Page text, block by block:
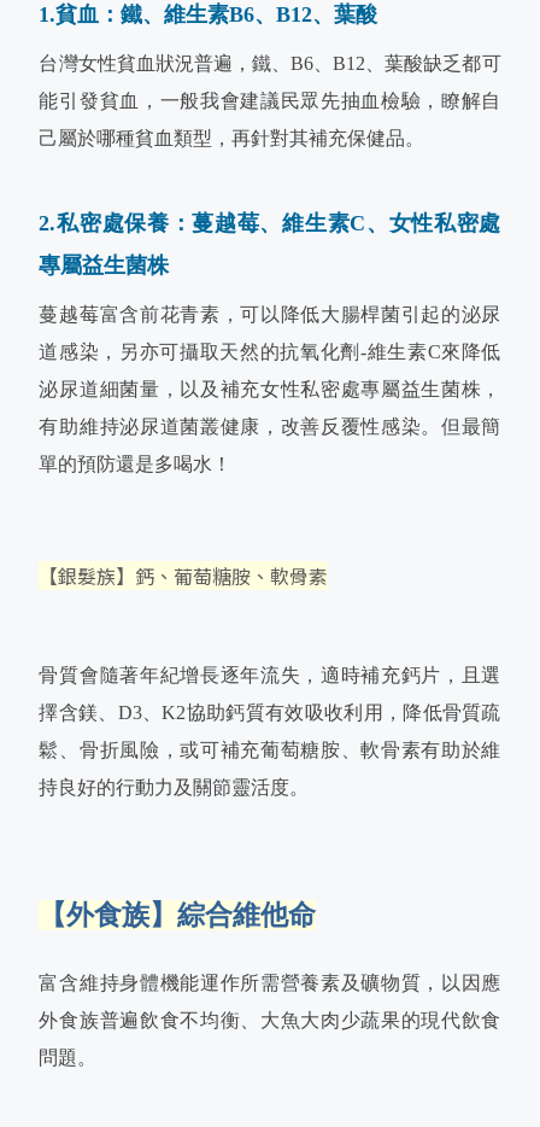
1.貧血：鐵、維生素B6、B12、葉酸
台灣女性貧血狀況普遍，鐵、B6、B12、葉酸缺乏都可
能引發貧血，一般我會建議民眾先抽血檢驗，瞭解自
己屬於哪種貧血類型，再針對其補充保健品。
2.私密處保養：蔓越莓、維生素C、女性私密處
專屬益生菌株
蔓越莓富含前花青素，可以降低大腸桿菌引起的泌尿
道感染，另亦可攝取天然的抗氧化劑-維生素C來降低
泌尿道細菌量，以及補充女性私密處專屬益生菌株，
有助維持泌尿道菌叢健康，改善反覆性感染。但最簡
單的預防還是多喝水！
【銀髮族】鈣、葡萄糖胺、軟骨素
骨質會隨著年紀增長逐年流失，適時補充鈣片，且選
擇含鎂、D3、K2協助鈣質有效吸收利用，降低骨質疏
鬆、骨折風險，或可補充葡萄糖胺、軟骨素有助於維
持良好的行動力及關節靈活度。
【外食族】綜合維他命
富含維持身體機能運作所需營養素及礦物質，以因應
外食族普遍飲食不均衡、大魚大肉少蔬果的現代飲食
問題。